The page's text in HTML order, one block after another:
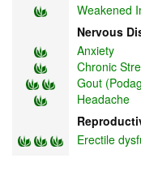
Weakened
Nervous
Anxiety
Chronic
Gout
Headache
Erectile